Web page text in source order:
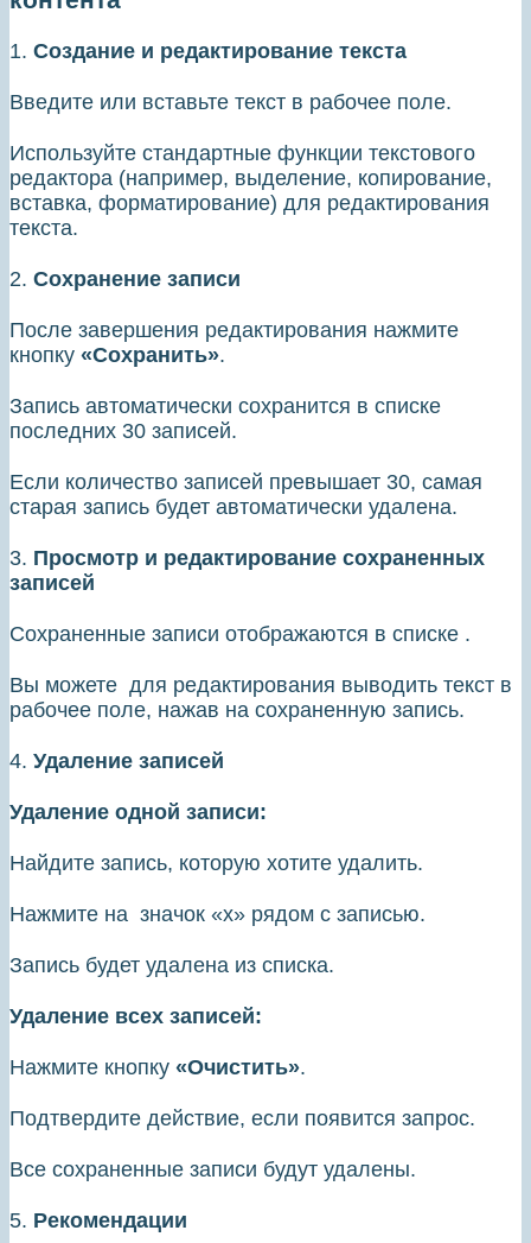
1. Создание и редактирование текста
Введите или вставьте текст в рабочее поле.
Используйте стандартные функции текстового
редактора (например, выделение, копирование,
вставка, форматирование) для редактирования
текста.
2. Сохранение записи
После завершения редактирования нажмите
кнопку «Сохранить».
Запись автоматически сохранится в списке
последних 30 записей.
Если количество записей превышает 30, самая
старая запись будет автоматически удалена.
3. Просмотр и редактирование сохраненных
записей
Сохраненные записи отображаются в списке .
Вы можете для редактирования выводить текст в
рабочее поле, нажав на сохраненную запись.
4. Удаление записей
Удаление одной записи:
Найдите запись, которую хотите удалить.
Нажмите на значок «х» рядом с записью.
Запись будет удалена из списка.
Удаление всех записей:
Нажмите кнопку «Очистить».
Подтвердите действие, если появится запрос.
Все сохраненные записи будут удалены.
5. Рекомендации